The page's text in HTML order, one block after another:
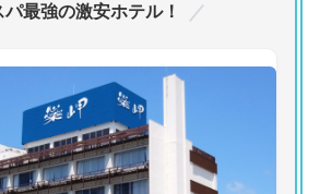
パ最強の激安ホテル！